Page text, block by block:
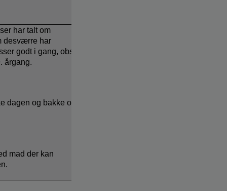
har talt om
desværre har
godt i gang, obs
årgang.
dagen og bakke op
mad der kan